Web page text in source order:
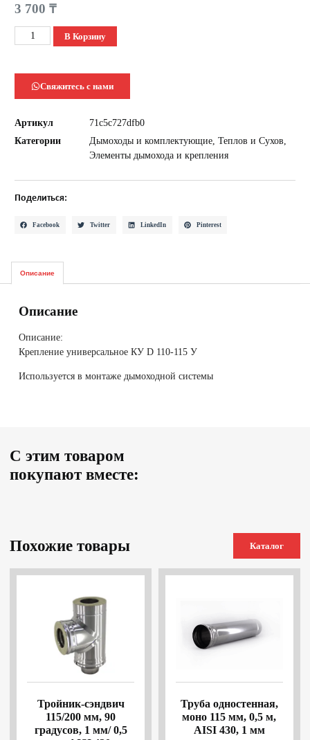
3 700₸
В Корзину
Свяжитесь с нами
Артикул
71c5c727dfb0
Категории
Дымоходы и комплектующие ,Теплов и Сухов
Элементы дымохода и крепления
Поделиться:
Facebook Twitter LinkedIn Pinterest
Описание
Описание
Описание:
Крепление универсальное КУ D 110-115 У
Используется в монтаже дымоходной системы
С этим товаром
покупают вместе:
Похожие товары Каталог
Тройник-сэндвич
115/200 мм, 90
градусов, 1 мм/ 0,5
Труба одностенная,
моно 115 мм, 0,5 м,
AISI 430, 1 мм